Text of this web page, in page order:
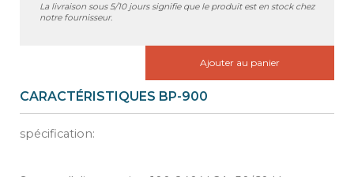
La livraison sous 5/10 jours signifie que le produit est en stock chez
notre fournisseur.
Ajouter au panier
CARACTÉRISTIQUES BP-900
spécification: